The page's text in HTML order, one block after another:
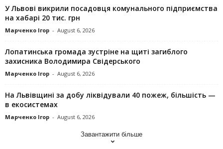
У Львові викрили посадовця комунального підприємства
на хабарі 20 тис. грн
Марченко Ігор - August 6, 2026
Лопатинська громада зустріне на щиті загиблого
захисника Володимира Свідерського
Марченко Ігор - August 6, 2026
На Львівщині за добу ліквідували 40 пожеж, більшість —
в екосистемах
Марченко Ігор - August 6, 2026
Завантажити більше